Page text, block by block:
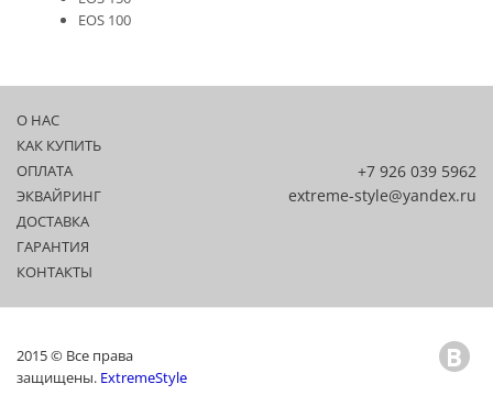
EOS 100
О НАС
КАК КУПИТЬ
ОПЛАТА
ЭКВАЙРИНГ
ДОСТАВКА
ГАРАНТИЯ
КОНТАКТЫ
+7 926 039 5962
extreme-style@yandex.ru
2015 © Все права
защищены. ExtremeStyle